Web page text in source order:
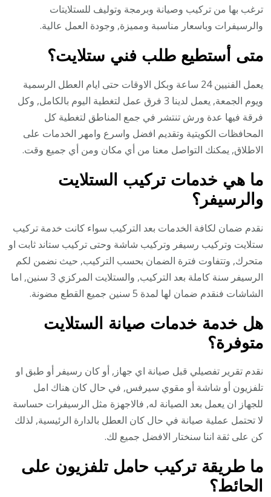
ترغب بها من تركيب وصيانة وبرمجة وتوليف للستلايتات
والرسيفرات وباسعار مناسبة ومميزة, وجودة العمل عالية.
متى أستطيع طلب فني ستلايت؟
يعمل الفنيين 24 ساعة وبكل الاوقات حتى ايام العطل الرسمية
ويوم الجمعة, يعمل لدينا 3 فرق عمل لتغطية اليوم بالكامل, وكل
فرقة فيها عدة ورش تنتشر في جمع المناطق لتغطية كل
المحافظات الكويتية وتقديم افضل واسرع وامهر الخدمات على
الاطلاق, يمكنك التواصل معنا من أي مكان ومن أي جميع وقت.
ما هي خدمات تركيب الستلايت
والرسيفر؟
نقدم ضمان لكافة الخدمات بعد التركيب سواء كانت خدمة تركيب
ستلايت وتركيب رسيفر وتركيب شاشة وحتى تركيب ستاند ثابت او
متحرك, وتتفاوت فترة الضمان بحسب التركيب, حيث نضمن لكم
الرسيفر سنة كاملة بعد التركيب, والستلايت المركزي 3 سنين, اما
الشاشات فنقدم ضمان لها لمدة 5 سنين جميع القطع مضونة.
هل خدمة خدمات صيانة الستلايت
متوفرة؟
نقدم تقرير تفصيلي قبل صيانة اي جهاز, أو كان رسيفر أو طبق او
تلفزيون أو شاشة أو مقوي سيرفس, في حال كان هناك امل
للجهاز ان يعمل بعد الصيانة له, فالاجهزة مثل الرسيفرات حساسة
لا تحتمل عملية صيانة في حال كان العطل بالدارة الرئيسية, لذلك
كن على ثقة اننا سنختار الافضل جميع لك.
ما طريقة تركيب حامل تلفزيون على
الحائط؟